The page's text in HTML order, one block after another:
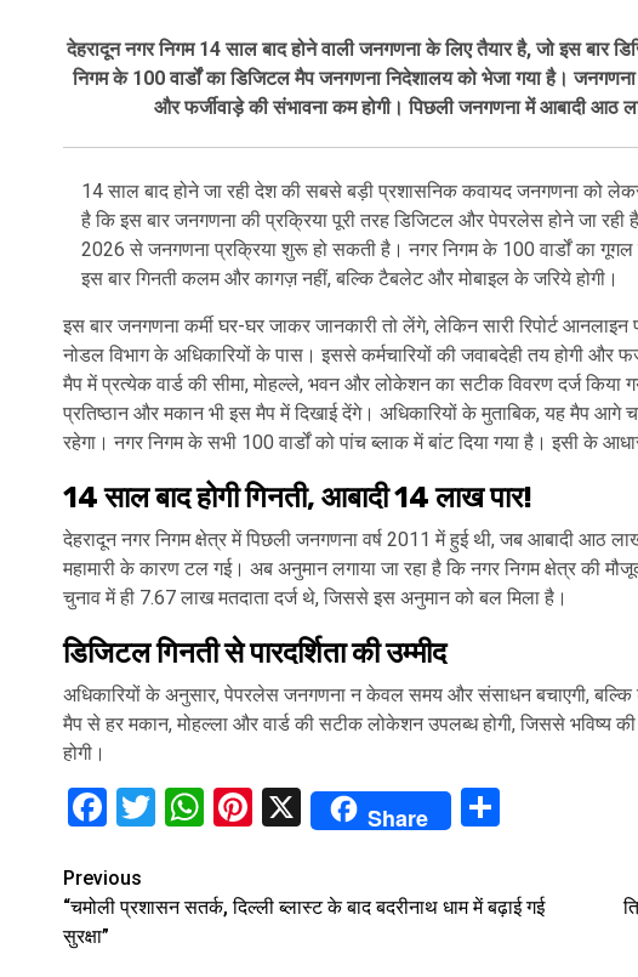
देहरादून नगर निगम 14 साल बाद होने वाली जनगणना के लिए तैयार है, जो इस बार
निगम के 100 वार्डों का डिजिटल मैप जनगणना निदेशालय को भेजा गया है।
और फर्जीवाड़े की संभावना कम होगी। पिछली जनगणना में आबादी
14 साल बाद होने जा रही देश की सबसे बड़ी प्रशासनिक कवायद जनगणना को
है कि इस बार जनगणना की प्रक्रिया पूरी तरह डिजिटल और पेपरलेस होने जा रही
2026 से जनगणना प्रक्रिया शुरू हो सकती है। नगर निगम के 100 वार्डों का
इस बार गिनती कलम और कागज़ नहीं, बल्कि टैबलेट और मोबाइल के जरिये होगी।
इस बार जनगणना कर्मी घर-घर जाकर जानकारी तो लेंगे, लेकिन सारी रिपोर्ट
नोडल विभाग के अधिकारियों के पास। इससे कर्मचारियों की जवाबदेही तय होगी और
मैप में प्रत्येक वार्ड की सीमा, मोहल्ले, भवन और लोकेशन का सटीक विवरण दर्ज
प्रतिष्ठान और मकान भी इस मैप में दिखाई देंगे। अधिकारियों के मुताबिक, यह मैप आगे
रहेगा। नगर निगम के सभी 100 वार्डों को पांच ब्लाक में बांट दिया गया है। इसी के
14 साल बाद होगी गिनती, आबादी 14 लाख पार!
देहरादून नगर निगम क्षेत्र में पिछली जनगणना वर्ष 2011 में हुई थी, जब आबादी आठ
महामारी के कारण टल गई। अब अनुमान लगाया जा रहा है कि नगर निगम क्षेत्र की
चुनाव में ही 7.67 लाख मतदाता दर्ज थे, जिससे इस अनुमान को बल मिला है।
डिजिटल गिनती से पारदर्शिता की उम्मीद
अधिकारियों के अनुसार, पेपरलेस जनगणना न केवल समय और संसाधन बचाएगी, बल्कि
मैप से हर मकान, मोहल्ला और वार्ड की सटीक लोकेशन उपलब्ध होगी, जिससे भविष्य
होगी।
Facebook
Twitter
WhatsApp
Pinterest
X Share
Continue
Reading
Previous
“चमोली प्रशासन सतर्क, दिल्ली ब्लास्ट के बाद बदरीनाथ धाम में बढ़ाई गई
सुरक्षा”